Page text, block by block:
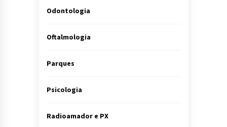
Odontologia
Oftalmologia
Parques
Psicologia
Radioamador e PX